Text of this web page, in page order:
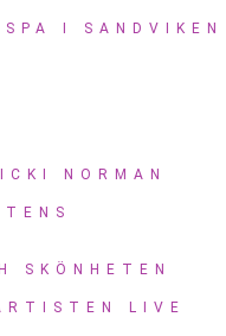
I SANDVIKEN
NORMAN
SKÖNHETEN
LIVE